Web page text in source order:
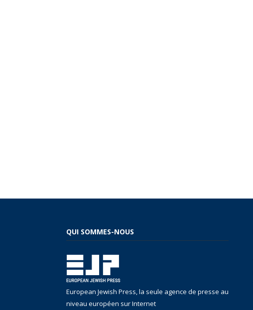
QUI SOMMES-NOUS
European Jewish Press, la seule agence de presse au
niveau européen sur Internet